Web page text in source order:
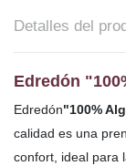
Detalles del
Edredón
Edredón"100%
calidad es una
confort, ideal para